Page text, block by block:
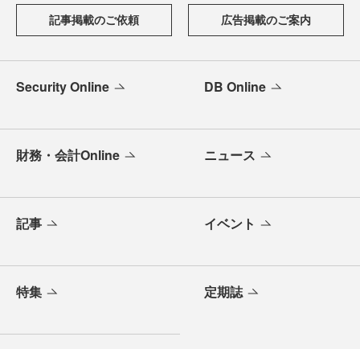
記事掲載のご依頼 広告掲載のご案内
Security Online DB Online
財務・会計Online ニュース
記事 イベント
特集 定期誌